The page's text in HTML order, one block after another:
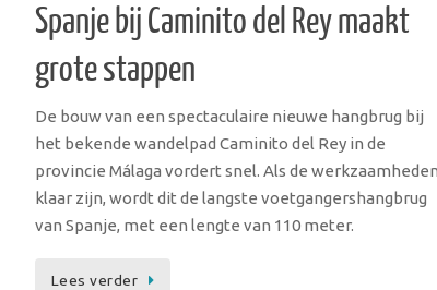
Spanje bij Caminito del Rey maakt
grote stappen
De bouw van een spectaculaire nieuwe hangbrug bij
het bekende wandelpad Caminito del Rey in de
provincie Málaga vordert snel. Als de
klaar zijn, wordt dit de langste voetgangershangbrug
van Spanje, met een lengte van 110 meter.
Lees verder